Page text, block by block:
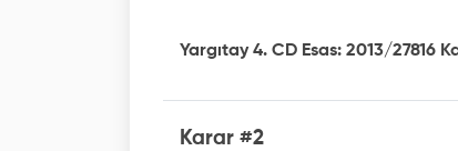
Yargıtay 4. CD Esas: 2013/27816
Karar #2